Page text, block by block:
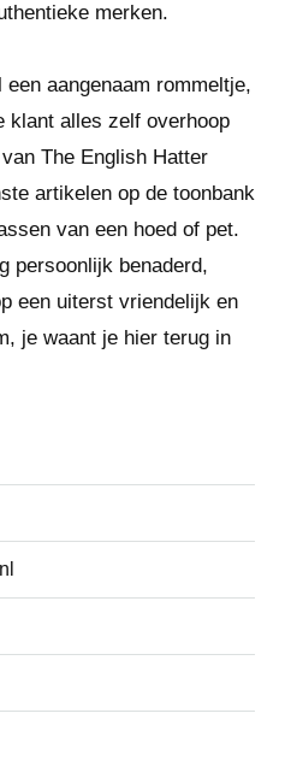
merken.
aangenaam rommeltje,
klant alles zelf overhoop
The English Hatter
artikelen op de toonbank
van een hoed of pet.
persoonlijk benaderd,
een uiterst vriendelijk en
je waant je hier terug in
De straat
rust, ruimte en de
je deze bijna nergens
waar de internationale
doet, maar die ook
wordt getipt als een fijn
steeds drukker wordende